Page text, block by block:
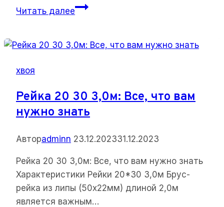
Читать далееЕвровагонка
88
Полезная
информация
лучшие
хвоя
Рейка 20 30 3,0м: Все, что вам
нужно знать
Авторadminn 23.12.202331.12.2023
Рейка 20 30 3,0м: Все, что вам нужно знать
Характеристики Рейки 20*30 3,0м Брус-
рейка из липы (50х22мм) длиной 2,0м
является важным…